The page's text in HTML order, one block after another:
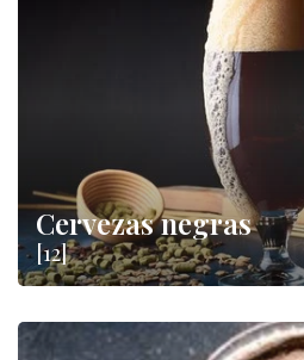
Cervezas negras
[12]